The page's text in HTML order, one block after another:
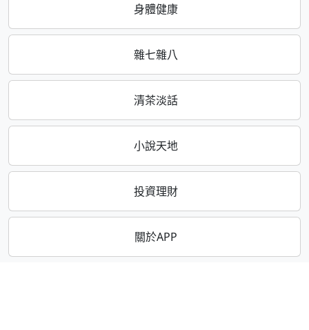
身體健康
雜七雜八
清茶淡話
小說天地
投資理財
關於APP